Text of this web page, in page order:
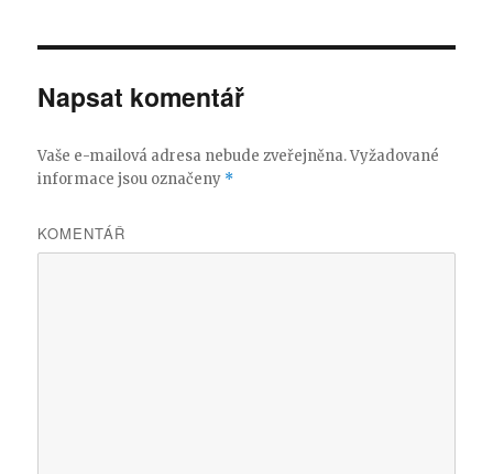
Napsat komentář
Vaše e-mailová adresa nebude zveřejněna.Vyžadované
informace jsou označeny *
KOMENTÁŘ